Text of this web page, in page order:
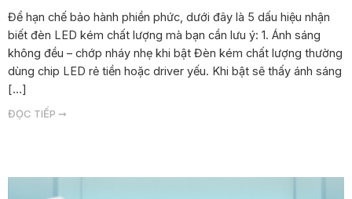
Để hạn chế bảo hành phiền phức, dưới đây là 5 dấu hiệu nhận
biết đèn LED kém chất lượng mà bạn cần lưu ý: 1. Ánh sáng
không đều – chớp nháy nhẹ khi bật Đèn kém chất lượng thường
dùng chip LED rẻ tiền hoặc driver yếu. Khi bật sẽ thấy ánh sáng
[…]
ĐỌC TIẾP ➞